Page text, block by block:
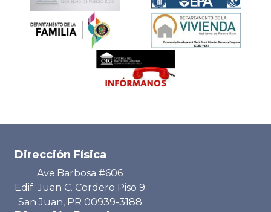
Dirección Física
Ave.Barbosa #606
Edif. Juan C. Cordero Piso 9
San Juan, PR 00939-3188